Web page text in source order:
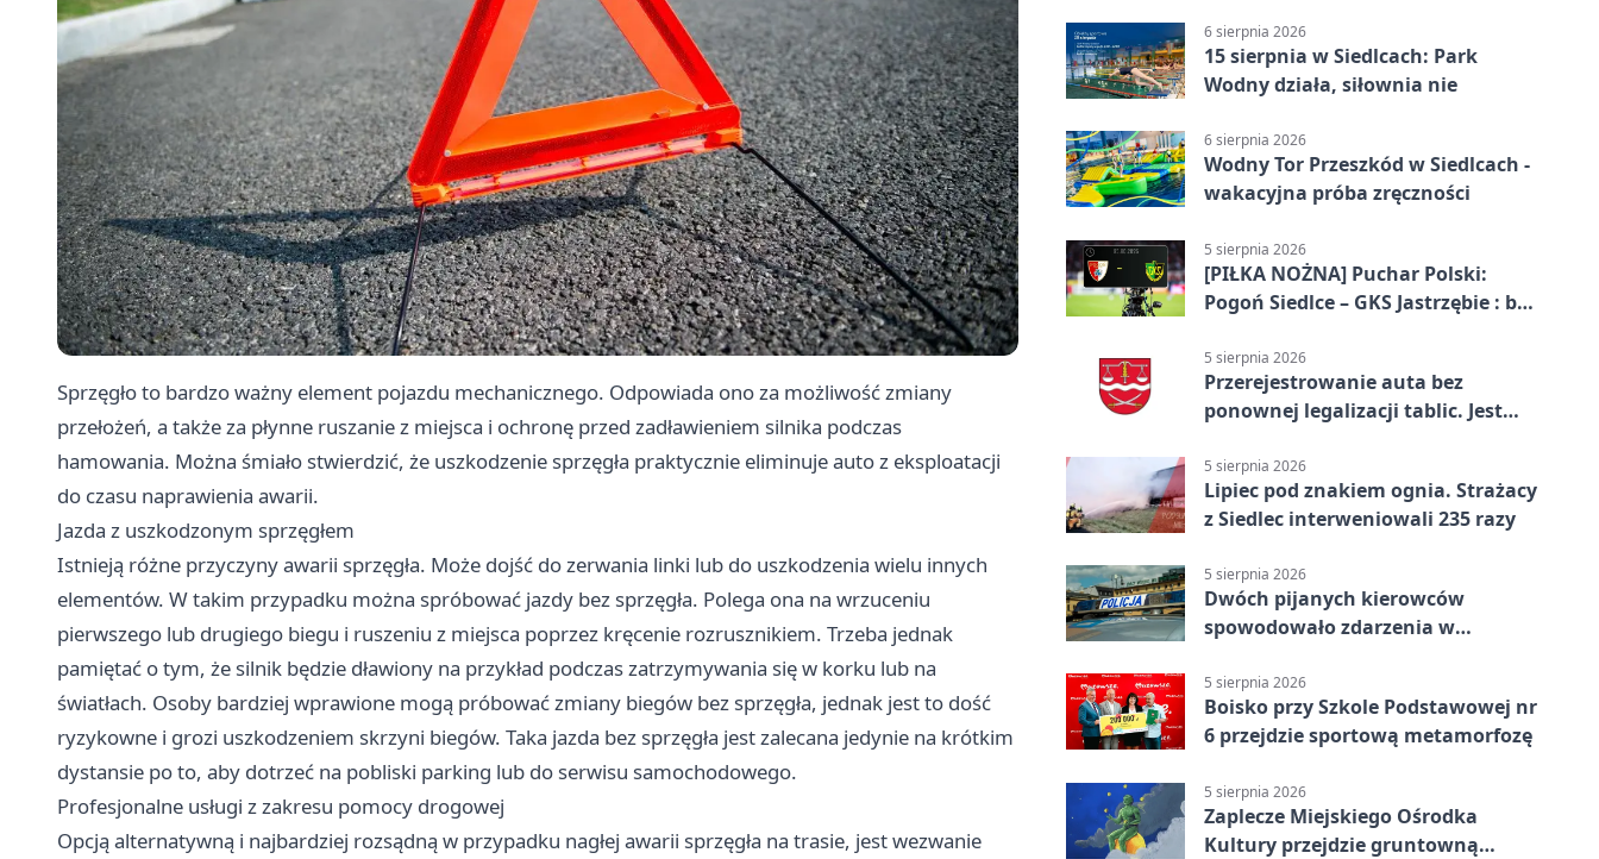
Sprzęgło to bardzo ważny element pojazdu mechanicznego. Odpowiada ono za możliwość zmiany
przełożeń, a także za płynne ruszanie z miejsca i ochronę przed zadławieniem silnika podczas
hamowania. Można śmiało stwierdzić, że uszkodzenie sprzęgła praktycznie eliminuje auto z eksploatacji
do czasu naprawienia awarii.
Jazda z uszkodzonym sprzęgłem
Istnieją różne przyczyny awarii sprzęgła. Może dojść do zerwania linki lub do uszkodzenia wielu innych
elementów. W takim przypadku można spróbować jazdy bez sprzęgła. Polega ona na wrzuceniu
pierwszego lub drugiego biegu i ruszeniu z miejsca poprzez kręcenie rozrusznikiem. Trzeba jednak
pamiętać o tym, że silnik będzie dławiony na przykład podczas zatrzymywania się w korku lub na
światłach. Osoby bardziej wprawione mogą próbować zmiany biegów bez sprzęgła, jednak jest to dość
ryzykowne i grozi uszkodzeniem skrzyni biegów. Taka jazda bez sprzęgła jest zalecana jedynie na krótkim
dystansie po to, aby dotrzeć na pobliski parking lub do serwisu samochodowego.
Profesjonalne usługi z zakresu pomocy drogowej
Opcją alternatywną i najbardziej rozsądną w przypadku nagłej awarii sprzęgła na trasie, jest wezwanie
6 sierpnia 2026
15 sierpnia w Siedlcach: Park
Wodny działa, siłownia nie
6 sierpnia 2026
Wodny Tor Przeszkód w Siedlcach -
wakacyjna próba zręczności
5 sierpnia 2026
[PIŁKA NOŻNA] Puchar Polski:
Pogoń Siedlce – GKS Jastrzębie : bez
5 sierpnia 2026
Przerejestrowanie auta bez
ponownej legalizacji tablic. Jest
5 sierpnia 2026
Lipiec pod znakiem ognia. Strażacy
z Siedlec interweniowali 235 razy
5 sierpnia 2026
Dwóch pijanych kierowców
spowodowało zdarzenia w
5 sierpnia 2026
Boisko przy Szkole Podstawowej nr
6 przejdzie sportową metamorfozę
5 sierpnia 2026
Zaplecze Miejskiego Ośrodka
Kultury przejdzie gruntowną